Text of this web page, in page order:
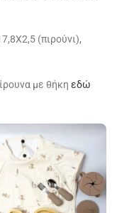
(πιρούνι),
με θήκη εδώ